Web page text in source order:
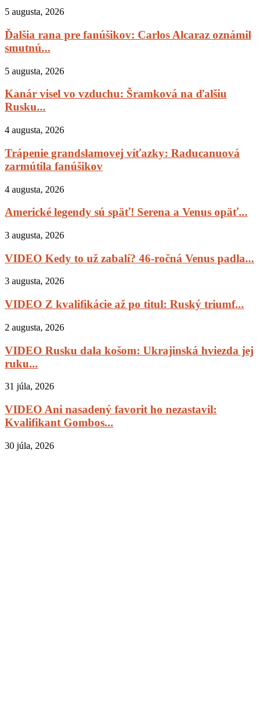
5 augusta, 2026
Ďalšia rana pre fanúšikov: Carlos Alcaraz oznámil
smutnú...
5 augusta, 2026
Kanár visel vo vzduchu: Šramková na ďalšiu
Rusku...
4 augusta, 2026
Trápenie grandslamovej víťazky: Raducanuová
zarmútila fanúšikov
4 augusta, 2026
Americké legendy sú späť! Serena a Venus opäť...
3 augusta, 2026
VIDEO Kedy to už zabalí? 46-ročná Venus padla...
3 augusta, 2026
VIDEO Z kvalifikácie až po titul: Ruský triumf...
2 augusta, 2026
VIDEO Rusku dala košom: Ukrajinská hviezda jej
ruku...
31 júla, 2026
VIDEO Ani nasadený favorit ho nezastavil:
Kvalifikant Gombos...
30 júla, 2026